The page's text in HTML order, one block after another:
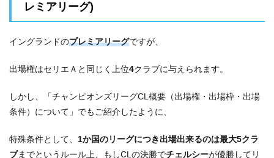
レミアリーグ)
イングランドのプレミアリーグですが、
出場権はセリエＡと同じく上位4クラブに与えられます。
しかし、「チャンピオンズリーグCL概要（出場権・出場枠・出場
条件）について」でもご紹介したように、
特殊条件として、 1か国のリーグにつき出場出来るのは最大5クラ
ブまでというルール上、もしCLの決勝でチェルシーが優勝してリ